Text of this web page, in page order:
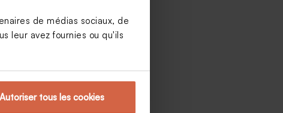
de médias sociaux, de
leur avez fournies ou qu'ils
Autoriser tous les cookies